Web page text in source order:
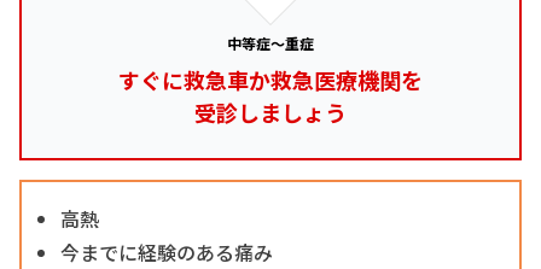
中等症～重症
すぐに救急車か救急医療機関を
受診しましょう
高熱
今までに経験のある痛み